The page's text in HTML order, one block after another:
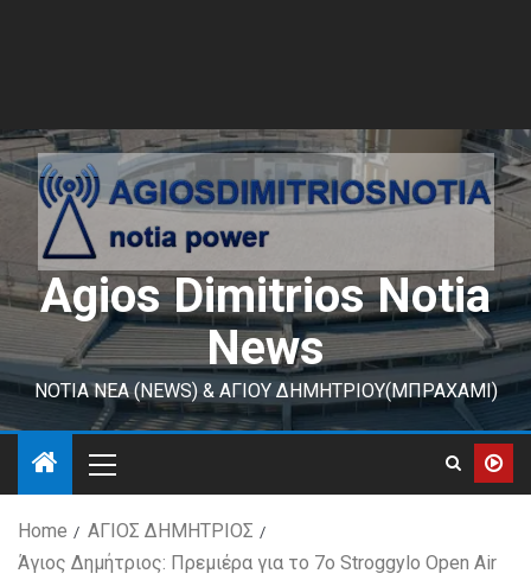
Agios Dimitrios Notia
News
ΝΟΤΙΑ ΝΕΑ (NEWS) & ΑΓΙΟΥ ΔΗΜΗΤΡΙΟΥ(ΜΠΡΑΧΑΜΙ)
Home
ΑΓΙΟΣ ΔΗΜΗΤΡΙΟΣ
Άγιος Δημήτριος: Πρεμιέρα για το 7ο Stroggylo Open Air